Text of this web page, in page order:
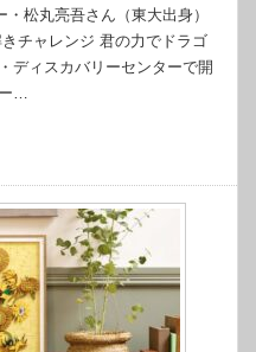
松丸亮吾さん（東大出身）
チャレンジ 君の力でドラゴ
ディスカバリーセンターで開
…